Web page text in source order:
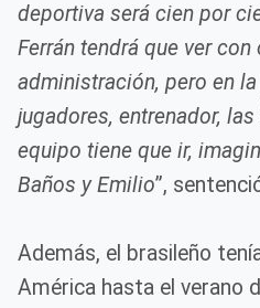
deportiva será cien por
Ferrán tendrá que ver
administración, pero en
jugadores, entrenador,
equipo tiene que ir,
Baños y Emilio”,
Además, el brasileño
América hasta el verano